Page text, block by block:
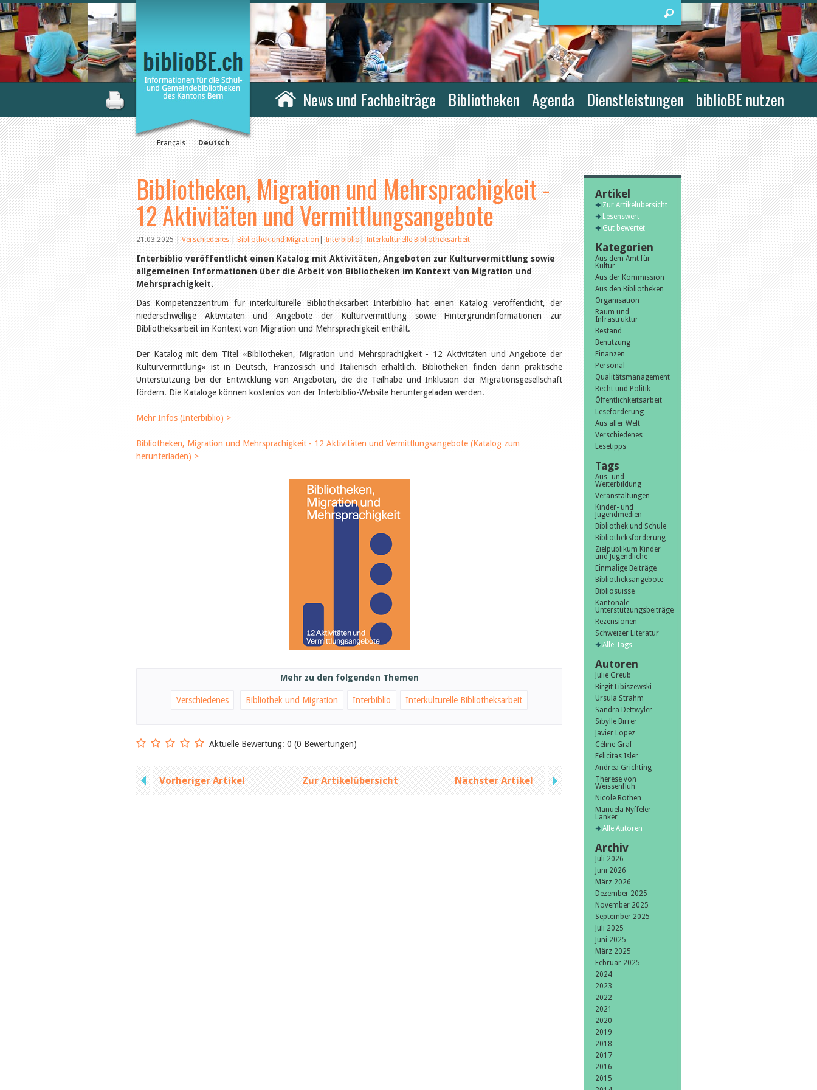
Français Deutsch
News und Fachbeiträge Bibliotheken Agenda Dienstleistungen biblioBE nutzen
Bibliotheken, Migration und Mehrsprachigkeit -
12 Aktivitäten und Vermittlungsangebote
21.03.2025|Verschiedenes|Bibliothek und Migration|Interbiblio|Interkulturelle Bibliotheksarbeit
Interbiblio veröffentlicht einen Katalog mit Aktivitäten, Angeboten zur Kulturvermittlung sowie
allgemeinen Informationen über die Arbeit von Bibliotheken im Kontext von Migration und
Mehrsprachigkeit.
Das Kompetenzzentrum für interkulturelle Bibliotheksarbeit Interbiblio hat einen Katalog veröffentlicht, der
niederschwellige Aktivitäten und Angebote der Kulturvermittlung sowie Hintergrundinformationen zur
Bibliotheksarbeit im Kontext von Migration und Mehrsprachigkeit enthält.
Der Katalog mit dem Titel «Bibliotheken, Migration und Mehrsprachigkeit - 12 Aktivitäten und Angebote der
Kulturvermittlung» ist in Deutsch, Französisch und Italienisch erhältlich. Bibliotheken finden darin praktische
Unterstützung bei der Entwicklung von Angeboten, die die Teilhabe und Inklusion der Migrationsgesellschaft
fördern. Die Kataloge können kostenlos von der Interbiblio-Website heruntergeladen werden.
Mehr Infos (Interbiblio) >
Bibliotheken, Migration und Mehrsprachigkeit - 12 Aktivitäten und Vermittlungsangebote (Katalog zum
herunterladen) >
Mehr zu den folgenden Themen
Verschiedenes Bibliothek und Migration Interbiblio Interkulturelle Bibliotheksarbeit
Aktuelle Bewertung: 0 (0 Bewertungen)
Vorheriger Artikel Zur Artikelübersicht Nächster Artikel
Artikel
Zur Artikelübersicht
Lesenswert
Gut bewertet
Kategorien
Aus dem Amt für
Kultur
Aus der Kommission
Aus den Bibliotheken
Organisation
Raum und
Infrastruktur
Bestand
Benutzung
Finanzen
Personal
Qualitätsmanagement
Recht und Politik
Öffentlichkeitsarbeit
Leseförderung
Aus aller Welt
Verschiedenes
Lesetipps
Tags
Aus- und
Weiterbildung
Veranstaltungen
Kinder- und
Jugendmedien
Bibliothek und Schule
Bibliotheksförderung
Zielpublikum Kinder
und Jugendliche
Einmalige Beiträge
Bibliotheksangebote
Bibliosuisse
Kantonale
Unterstützungsbeiträge
Rezensionen
Schweizer Literatur
Alle Tags
Autoren
Julie Greub
Birgit Libiszewski
Ursula Strahm
Sandra Dettwyler
Sibylle Birrer
Javier Lopez
Céline Graf
Felicitas Isler
Andrea Grichting
Therese von
Weissenfluh
Nicole Rothen
Manuela Nyffeler-
Lanker
Alle Autoren
Archiv
Juli 2026
Juni 2026
März 2026
Dezember 2025
November 2025
September 2025
Juli 2025
Juni 2025
März 2025
Februar 2025
2024
2023
2022
2021
2020
2019
2018
2017
2016
2015